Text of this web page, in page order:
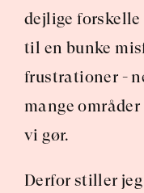
dejlige
til en bunke
frustrationer -
mange
vi gør.
Derfor stiller